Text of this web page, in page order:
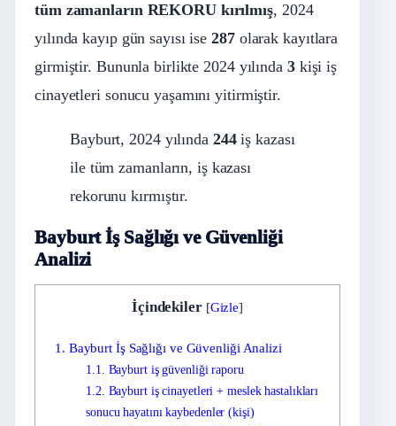
tüm zamanların REKORU kırılmış, 2024
yılında kayıp gün sayısı ise287olarak kayıtlara
girmiştir. Bununla birlikte 2024 yılında 3kişi iş
cinayetleri sonucu yaşamını yitirmiştir.
Bayburt, 2024 yılında 244iş kazası
ile tüm zamanların, iş kazası
rekorunu kırmıştır.
Bayburt İş Sağlığı ve Güvenliği
Analizi
İçindekiler [Gizle]
1. Bayburt İş Sağlığı ve Güvenliği Analizi
1.1. Bayburt iş güvenliği raporu
1.2. Bayburt iş cinayetleri + meslek hastalıkları
sonucu hayatını kaybedenler (kişi)